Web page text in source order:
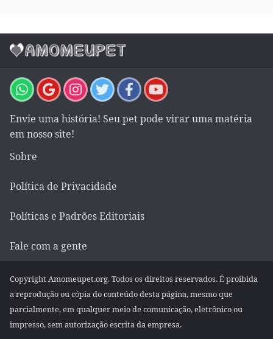
Envie uma história! Seu pet pode virar uma matéria
em nosso site!
Sobre
Política de Privacidade
Políticas e Padrões Editoriais
Fale com a gente
Copyright Amomeupet.org. Todos os direitos reservados. É proibida
a reprodução ou cópia do conteúdo desta página, mesmo que
parcialmente, em qualquer meio de comunicação, eletrônico ou
impresso, sem autorização escrita da empresa.